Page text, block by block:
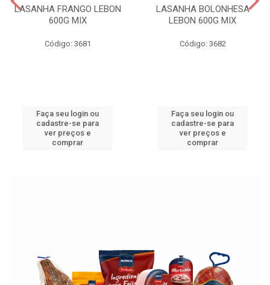
LASANHA FRANGO LEBON
600G MIX
Código: 3681
Faça seu login ou
cadastre-se para
ver preços e
comprar
LASANHA BOLONHESA
LEBON 600G MIX
Código: 3682
Faça seu login ou
cadastre-se para
ver preços e
comprar